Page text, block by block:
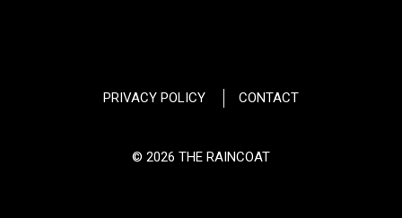
PRIVACY POLICY CONTACT
© 2026 THE RAINCOAT